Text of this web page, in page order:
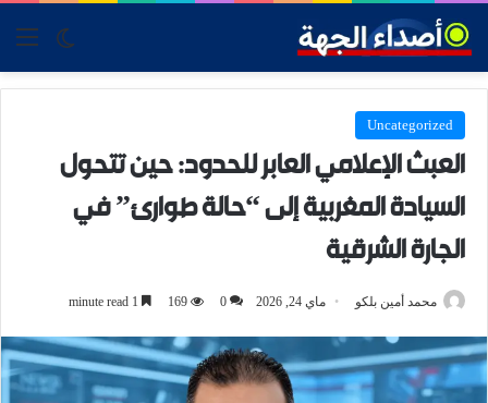
skin
Uncategorized
العبث الإعلامي العابر للحدود: حين تتحول
السيادة المغربية إلى “حالة طوارئ” في
الجارة الشرقية
محمد أمين بلكو ماي 24, 2026 0
169